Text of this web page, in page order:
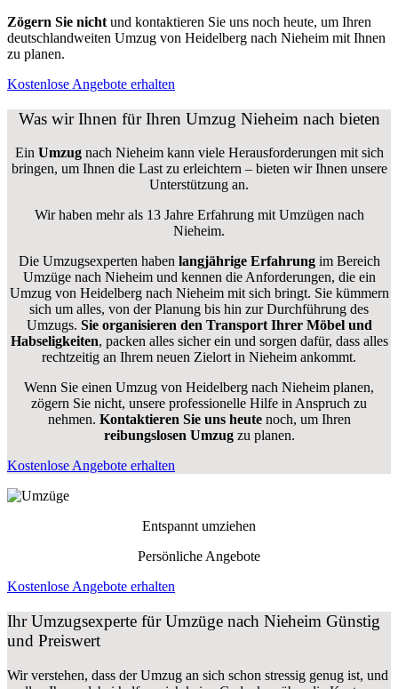
Zögern Sie nicht und kontaktieren Sie uns noch heute, um Ihren
deutschlandweiten Umzug von Heidelberg nach Nieheim mit Ihnen
zu planen.
Kostenlose Angebote erhalten
Was wir Ihnen für Ihren Umzug Nieheim nach bieten
Ein Umzugnach Nieheim kann viele Herausforderungen mit sich
bringen, um Ihnen die Last zu erleichtern – bieten wir Ihnen unsere
Unterstützung an.
Wir haben mehr als 13 Jahre Erfahrung mit Umzügen nach
Nieheim.
Die Umzugsexperten haben langjährige Erfahrungim Bereich
Umzüge nach Nieheim und kennen die Anforderungen, die ein
Umzug von Heidelberg nach Nieheim mit sich bringt. Sie kümmern
sich um alles, von der Planung bis hin zur Durchführung des
Umzugs. Sie organisieren den Transport Ihrer Möbel und
Habseligkeiten, packen alles sicher ein und sorgen dafür, dass alles
rechtzeitig an Ihrem neuen Zielort in Nieheim ankommt.
Wenn Sie einen Umzug von Heidelberg nach Nieheim planen,
zögern Sie nicht, unsere professionelle Hilfe in Anspruch zu
nehmen. Kontaktieren Sie uns heutenoch, um Ihren
reibungslosen Umzugzu planen.
Kostenlose Angebote erhalten
Entspannt umziehen
Persönliche Angebote
Kostenlose Angebote erhalten
Ihr Umzugsexperte für Umzüge nach Nieheim Günstig
und Preiswert
Wir verstehen, dass der Umzug an sich schon stressig genug ist, und